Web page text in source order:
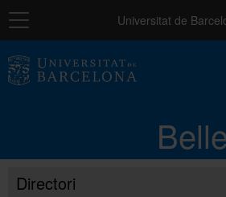
Navegació Universitat de
Estudis
Directori